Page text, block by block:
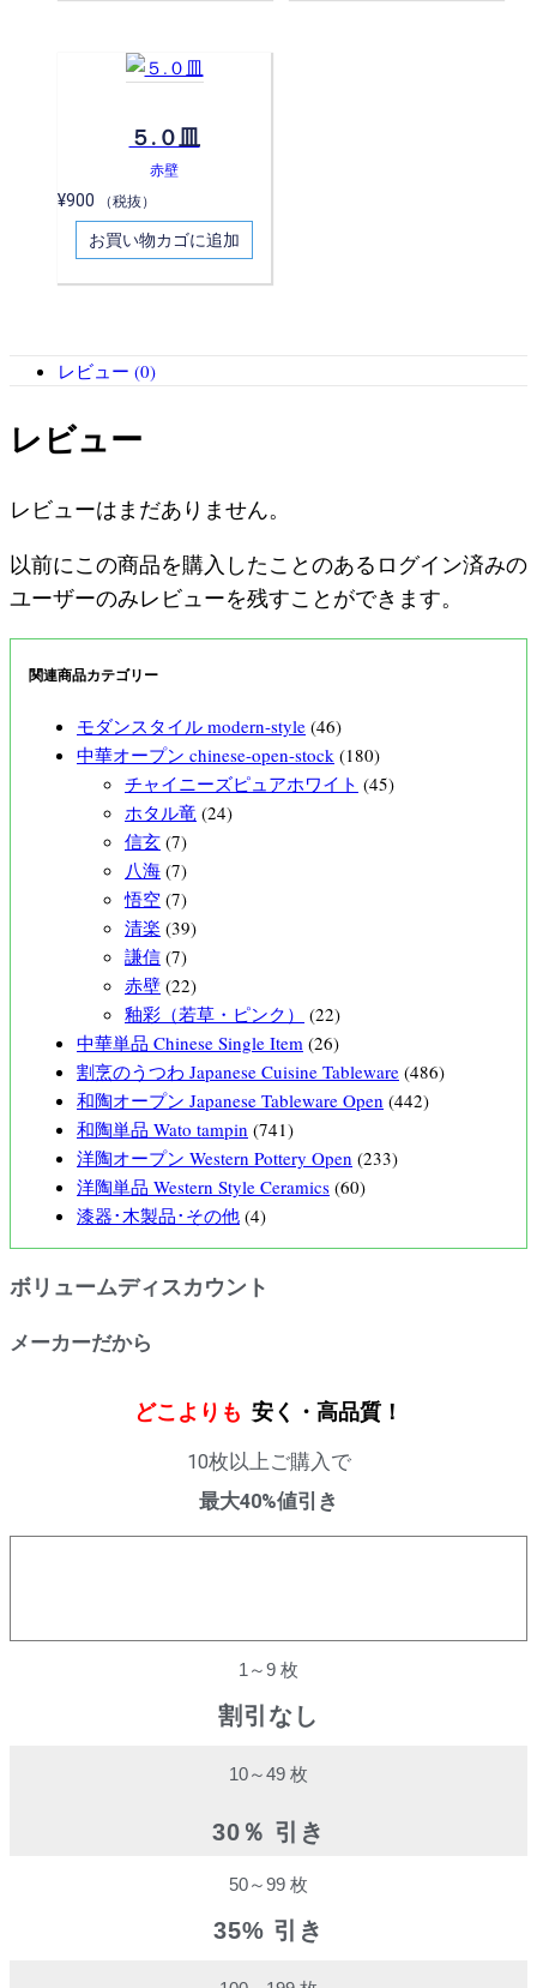
５.０皿
赤壁
¥900 （税抜）
お買い物カゴに追加
レビュー (0)
レビュー
レビューはまだありません。
以前にこの商品を購入したことのあるログイン済みの
ユーザーのみレビューを残すことができます。
関連商品カテゴリー
モダンスタイル modern-style (46)
中華オープン chinese-open-stock (180)
チャイニーズピュアホワイト (45)
ホタル竜 (24)
信玄 (7)
八海 (7)
悟空 (7)
清楽 (39)
謙信 (7)
赤壁 (22)
釉彩（若草・ピンク）
(22)
中華単品 Chinese Single Item (26)
割烹のうつわ Japanese Cuisine Tableware (486)
和陶オープン Japanese Tableware Open (442)
和陶単品 Wato tampin (741)
洋陶オープン Western Pottery Open (233)
洋陶単品 Western Style Ceramics (60)
漆器･木製品･その他 (4)
ボリュームディスカウント
メーカーだから
どこよりも 安く・高品質！
10枚以上ご購入で
最大40%値引き
1～9 枚
割引なし
10～49 枚
30％ 引き
50～99 枚
35% 引き